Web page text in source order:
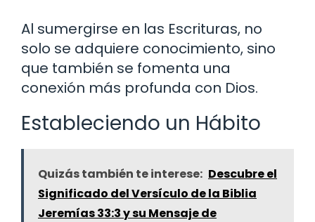
Al sumergirse en las Escrituras, no
solo se adquiere conocimiento, sino
que también se fomenta una
conexión más profunda con Dios.
Estableciendo un Hábito
Quizás también te interese: Descubre el
Significado del Versículo de la Biblia
Jeremías 33:3 y su Mensaje de